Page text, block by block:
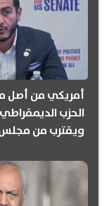
أمريكي من أصل
الحزب
ويقترب من